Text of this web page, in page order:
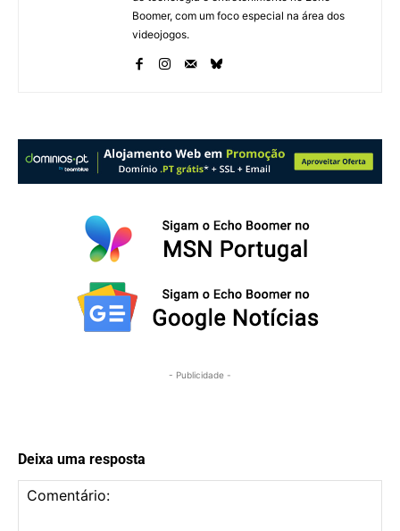
Boomer, com um foco especial na área dos
videojogos.
- Publicidade -
Deixa uma resposta